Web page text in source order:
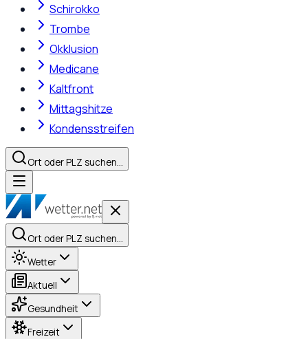
Schirokko
Trombe
Okklusion
Medicane
Kaltfront
Mittagshitze
Kondensstreifen
Ort oder PLZ suchen…
Ort oder PLZ suchen…
Wetter
Aktuell
Gesundheit
Freizeit